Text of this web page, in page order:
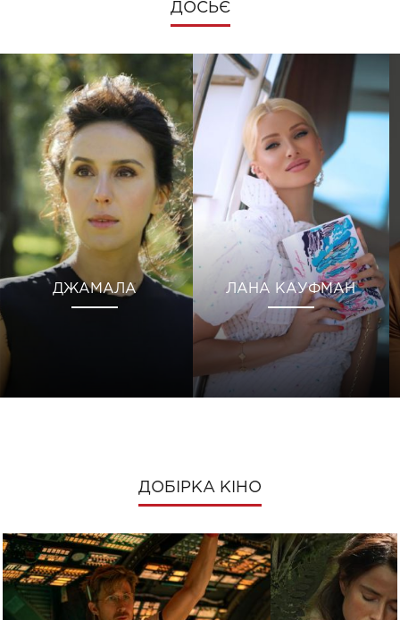
ДОСЬЄ
ДЖАМАЛА ЛАНА КАУФМАН
ДОБІРКА КІНО